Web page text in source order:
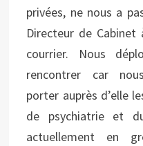
privées, ne nous a
Directeur de
courrier. Nous
rencontrer car
porter auprès d’elle
de psychiatrie et
actuellement en